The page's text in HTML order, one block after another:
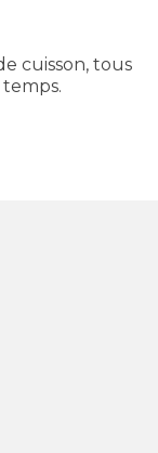
cuisson, tous